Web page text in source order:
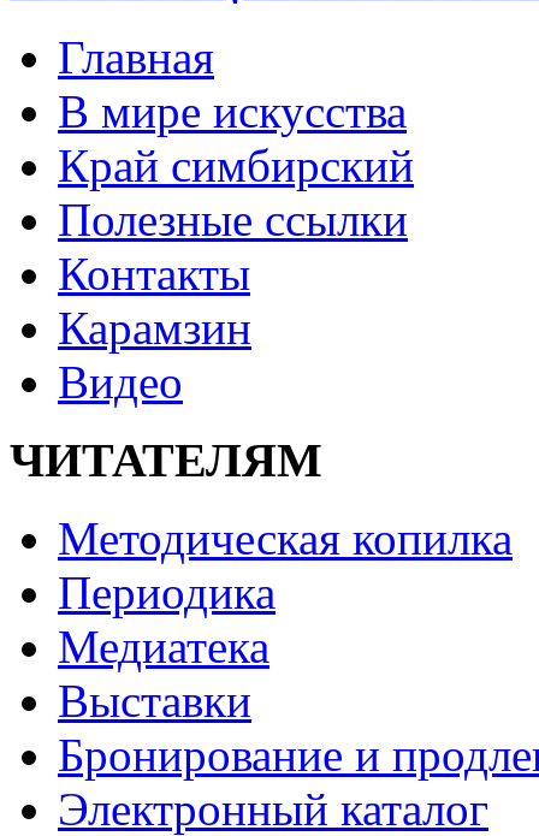
Главная
В мире искусства
Край симбирский
Полезные ссылки
Контакты
Карамзин
Видео
ЧИТАТЕЛЯМ
Методическая копилка
Периодика
Медиатека
Выставки
Бронирование и
Электронный каталог